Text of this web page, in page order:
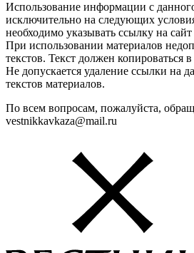
Использование информации с
исключительно на следующих
необходимо указывать ссылку на
При использовании материалов
текстов. Текст должен копироваться
Не допускается удаление ссылки на
текстов материалов.
По всем вопросам, пожалуйста,
vestnikkavkaza@mail.ru